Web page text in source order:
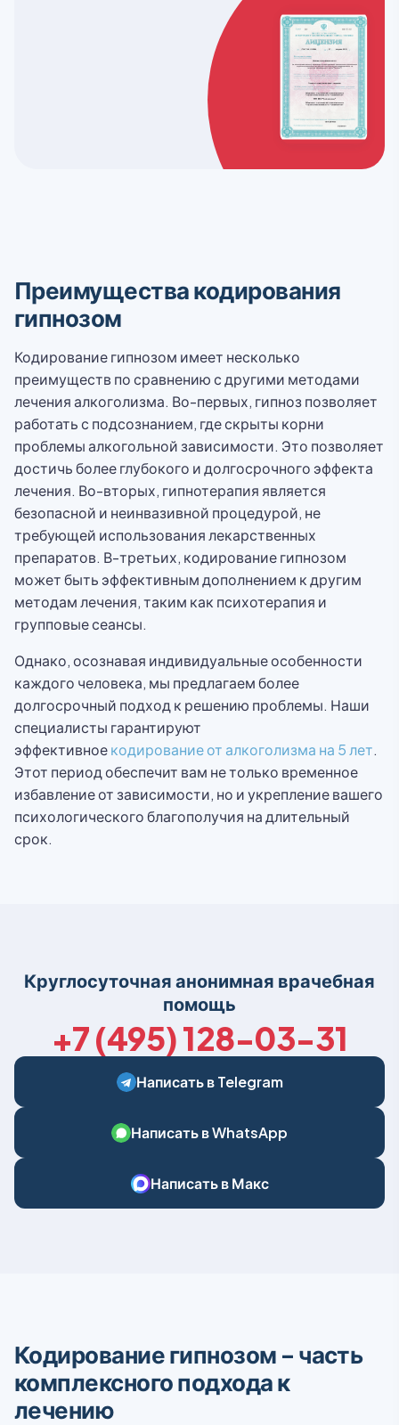
Преимущества кодирования
гипнозом
Кодирование гипнозом имеет несколько
преимуществ по сравнению с другими методами
лечения алкоголизма. Во-первых, гипноз позволяет
работать с подсознанием, где скрыты корни
проблемы алкогольной зависимости. Это позволяет
достичь более глубокого и долгосрочного эффекта
лечения. Во-вторых, гипнотерапия является
безопасной и неинвазивной процедурой, не
требующей использования лекарственных
препаратов. В-третьих, кодирование гипнозом
может быть эффективным дополнением к другим
методам лечения, таким как психотерапия и
групповые сеансы.
Однако, осознавая индивидуальные особенности
каждого человека, мы предлагаем более
долгосрочный подход к решению проблемы. Наши
специалисты гарантируют
эффективноекодирование от алкоголизма на 5 лет.
Этот период обеспечит вам не только временное
избавление от зависимости, но и укрепление вашего
психологического благополучия на длительный
срок.
Круглосуточная анонимная врачебная
помощь
+7 (495) 128-03-31
Написать в Telegram
Написать в WhatsApp
Написать в Макс
Кодирование гипнозом – часть
комплексного подхода к
лечению